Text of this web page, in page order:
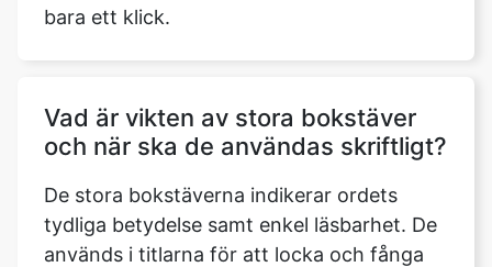
bara ett klick.
Vad är vikten av stora bokstäver
och när ska de användas skriftligt?
De stora bokstäverna indikerar ordets
tydliga betydelse samt enkel läsbarhet. De
används i titlarna för att locka och fånga